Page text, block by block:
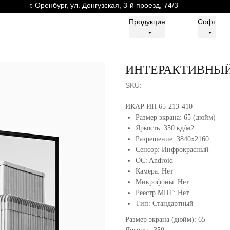
г. Оренбург, ул. Донгузская, 3-й проезд, 74/3
Продукция
Софт
г. Оренбург, ул. Донгузская, 3-й проезд, 74/3
Продукция
Софт
SKU:
ИКАР ИП 65-213-410
Размер экрана: 65 (дюйм)
Яркость: 350 кд/м2
Разрешение: 3840x2160
Сенсор: Инфрокрасный
OC: Android
Камера: Нет
Микрофоны: Нет
Реестр МПТ: Нет
Тип: Стандартный
Размер экрана (дюйм): 65